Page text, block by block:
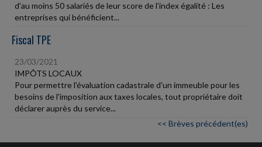
d'au moins 50 salariés de leur score de l'index égalité : Les
entreprises qui bénéficient...
Fiscal TPE
23/03/2021
IMPÔTS LOCAUX
Pour permettre l'évaluation cadastrale d'un immeuble pour les
besoins de l'imposition aux taxes locales, tout propriétaire doit
déclarer auprès du service...
<< Brèves précédent(es)